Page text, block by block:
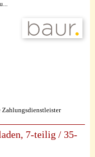
Zahlungsdienstleister
7-teilig / 35-